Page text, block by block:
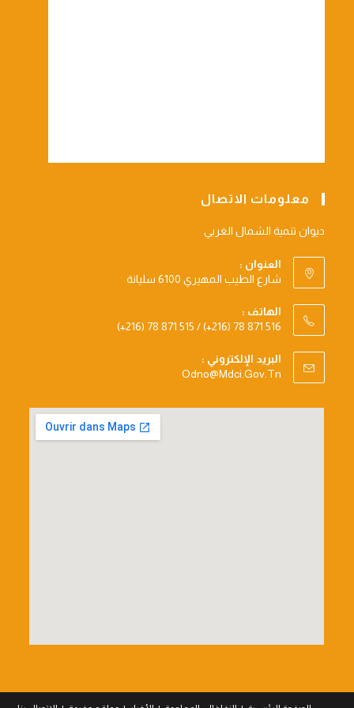
معلومات الاتصال
ديوان تنمية الشمال الغربي
العنوان :
شارع الطيب المهيري 6100 سليانة
الهاتف :
(+216) 78 871 515 / (+216) 78 871 516
البريد الإلكتروني :
Odno@mdci.gov.tn
Opens
Application